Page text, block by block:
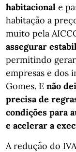
habitacional e
habitação a
muito pela
assegurar
permitindo
empresas e dos
Gomes. E não
precisa de
condições para
e acelerar a
A redução do